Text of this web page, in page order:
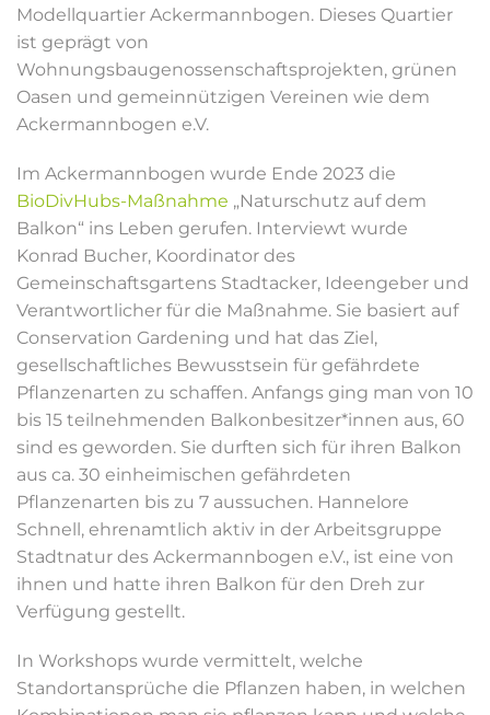
Modellquartier Ackermannbogen. Dieses Quartier
ist geprägt von
Wohnungsbaugenossenschaftsprojekten, grünen
Oasen und gemeinnützigen Vereinen wie dem
Ackermannbogen e.V.
Im Ackermannbogen wurde Ende 2023 die
BioDivHubs-Maßnahme „Naturschutz auf dem
Balkon“ ins Leben gerufen. Interviewt wurde
Konrad Bucher, Koordinator des
Gemeinschaftsgartens Stadtacker, Ideengeber und
Verantwortlicher für die Maßnahme. Sie basiert auf
Conservation Gardening und hat das Ziel,
gesellschaftliches Bewusstsein für gefährdete
Pflanzenarten zu schaffen. Anfangs ging man von 10
bis 15 teilnehmenden Balkonbesitzer*innen aus, 60
sind es geworden. Sie durften sich für ihren Balkon
aus ca. 30 einheimischen gefährdeten
Pflanzenarten bis zu 7 aussuchen. Hannelore
Schnell, ehrenamtlich aktiv in der Arbeitsgruppe
Stadtnatur des Ackermannbogen e.V., ist eine von
ihnen und hatte ihren Balkon für den Dreh zur
Verfügung gestellt.
In Workshops wurde vermittelt, welche
Standortansprüche die Pflanzen haben, in welchen